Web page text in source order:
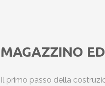
MAGAZZINO
Il primo passo della